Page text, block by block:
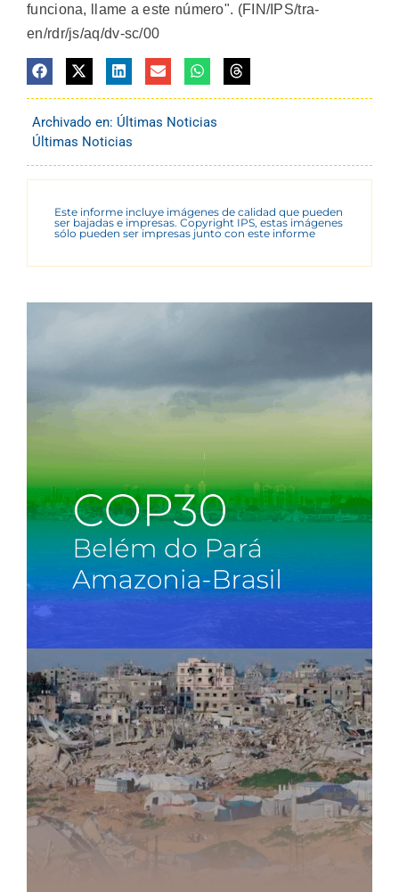
funciona, llame a este número". (FIN/IPS/tra-
en/rdr/js/aq/dv-sc/00
Archivado en: Últimas Noticias
Últimas Noticias
Este informe incluye imágenes de calidad que pueden
ser bajadas e impresas. Copyright IPS, estas imágenes
sólo pueden ser impresas junto con este informe